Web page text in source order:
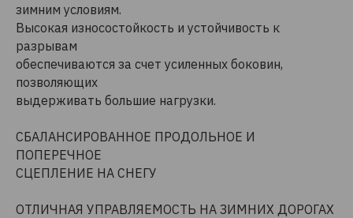
зимним условиям.
Высокая износостойкость и устойчивость к
разрывам
обеспечиваются за счет усиленных боковин,
позволяющих
выдерживать большие нагрузки.
СБАЛАНСИРОВАННОЕ ПРОДОЛЬНОЕ И
ПОПЕРЕЧНОЕ
СЦЕПЛЕНИЕ НА СНЕГУ
ОТЛИЧНАЯ УПРАВЛЯЕМОСТЬ НА ЗИМНИХ ДОРОГАХ